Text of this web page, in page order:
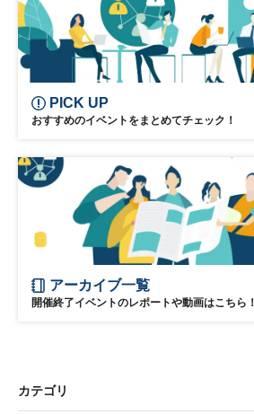
PICK UP
おすすめのイベントをまとめてチェック！
アーカイブ一覧
開催終了イベントのレポートや動画はこちら！
カテゴリ